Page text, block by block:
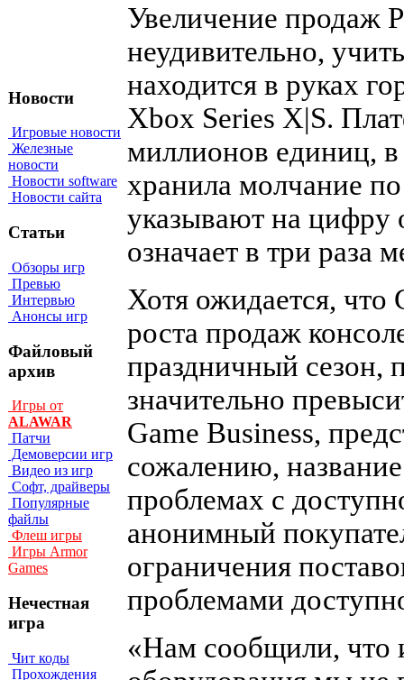
Новости
Игровые новости
Железные
новости
Новости software
Новости сайта
Статьи
Обзоры игр
Превью
Интервью
Анонсы игр
Файловый
архив
Игры от
ALAWAR
Патчи
Демоверсии игр
Видео из игр
Софт, драйверы
Популярные
файлы
Флеш игры
Игры Armor
Games
Нечестная
игра
Чит коды
Прохождения
Увеличение продаж
неудивительно,
находится в руках
Xbox Series X|S.
миллионов единиц,
хранила молчание
указывают на цифру
означает в три раза
Хотя ожидается,
роста продаж
праздничный сезон,
значительно
Game Business,
сожалению,
проблемах с
анонимный
ограничения
проблемами
«Нам сообщили, что